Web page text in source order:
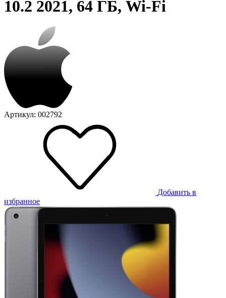
10.2 2021, 64 ГБ, Wi-Fi
Артикул: 002792
Добавить в
избранное